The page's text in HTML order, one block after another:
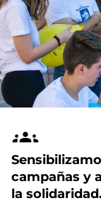
campañas y
la solidaridad.